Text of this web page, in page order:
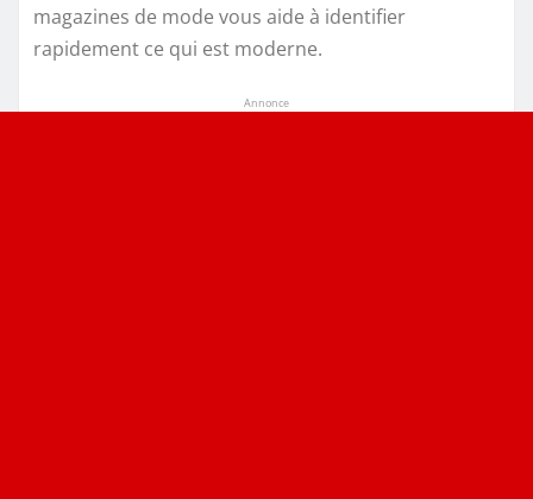
magazines de mode vous aide à identifier
rapidement ce qui est moderne.
Annonce